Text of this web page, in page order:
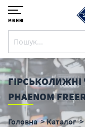
меню
ГІРСЬКОЛИЖНІ
PHAENOM
Головна Каталог